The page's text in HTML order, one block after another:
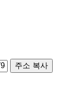
주소 복사